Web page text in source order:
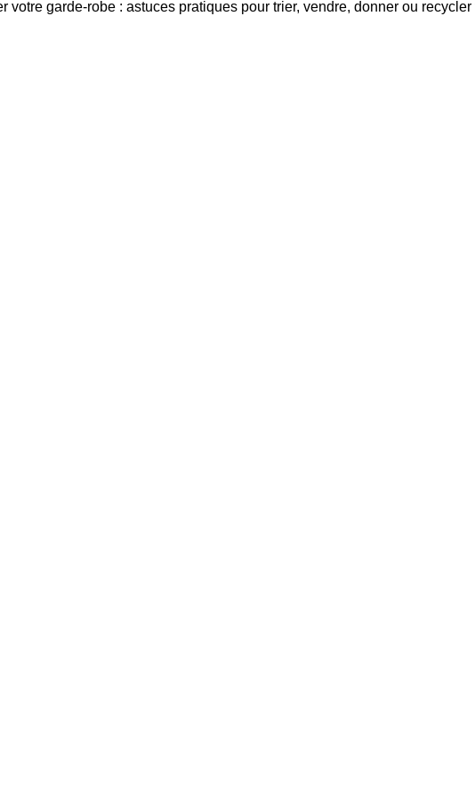
garde-robe : astuces pratiques pour trier, vendre, donner ou